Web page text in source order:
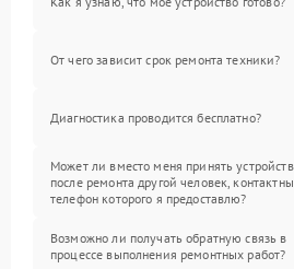
От чего зависит срок ремонта техники?
Диагностика проводится бесплатно?
Может ли вместо меня принять
после ремонта другой человек,
телефон которого я предоставлю?
Возможно ли получать обратную связь в
процессе выполнения ремонтных работ?